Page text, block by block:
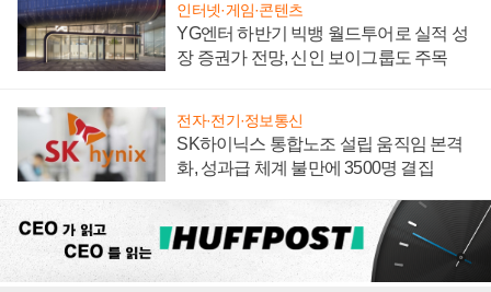
인터넷·게임·콘텐츠
YG엔터 하반기 빅뱅 월드투어로 실적 성
장 증권가 전망, 신인 보이그룹도 주목
전자·전기·정보통신
SK하이닉스 통합노조 설립 움직임 본격
화, 성과급 체계 불만에 3500명 결집